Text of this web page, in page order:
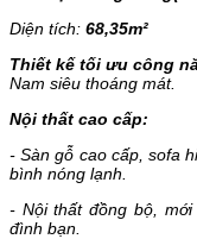
Diện tích: 68,35m²
Thiết kế tối ưu công
Nam siêu thoáng mát.
Nội thất cao cấp:
-Sàn gỗ cao cấp, sofa
bình nóng lạnh.
- Nội thất đồng bộ,
đình bạn.